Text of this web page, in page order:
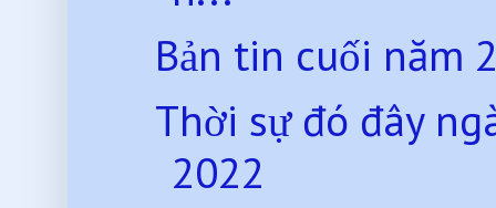
Bản tin cuối năm
Thời sự đó đây
2022